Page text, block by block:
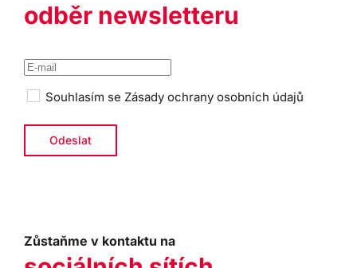
odběr newsletteru
Souhlasím se Zásady ochrany osobních údajů
Zůstaňme v kontaktu na